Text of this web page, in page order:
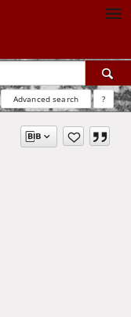
Advanced search ?